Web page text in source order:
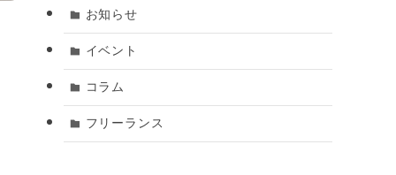
お知らせ
イベント
コラム
フリーランス